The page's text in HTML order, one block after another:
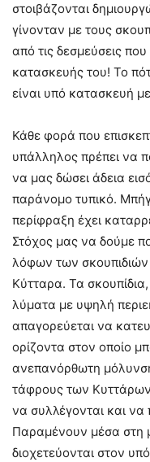
στοιβάζονται
γίνονταν με τους
από τις δεσμεύσεις
κατασκευής του! Το
είναι υπό κατασκευή
Κάθε φορά που
υπάλληλος πρέπει να
να μας δώσει άδεια
παράνομο τυπικό.
περίφραξη έχει
Στόχος μας να δούμε
λόφων των σκουπιδιών
Κύτταρα. Τα
λύματα με υψηλή
απαγορεύεται να
ορίζοντα στον οποίο
ανεπανόρθωτη
τάφρους των
να συλλέγονται και να
Παραμένουν μέσα στη
διοχετεύονται στον